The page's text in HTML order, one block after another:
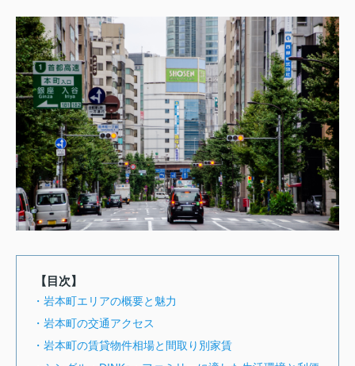
【目次】
・岩本町エリアの概要と魅力
・岩本町の交通アクセス
・岩本町の賃貸物件相場と間取り別家賃